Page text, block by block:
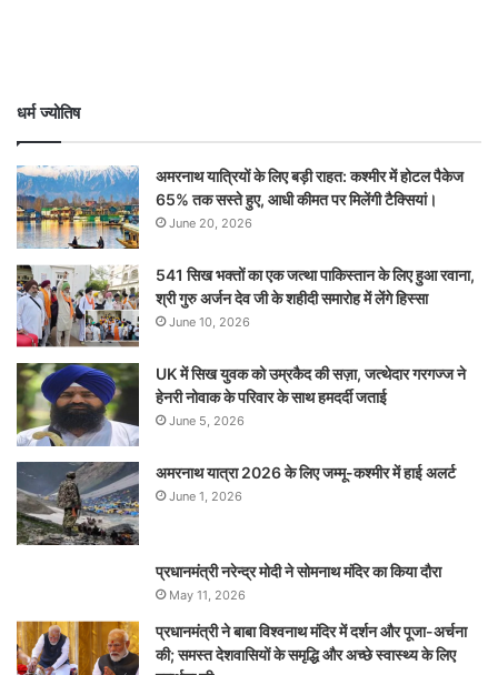
धर्म ज्योतिष
अमरनाथ यात्रियों के लिए बड़ी राहत: कश्मीर में होटल पैकेज
65% तक सस्ते हुए, आधी कीमत पर मिलेंगी टैक्सियां।
June 20, 2026
541 सिख भक्तों का एक जत्था पाकिस्तान के लिए हुआ रवाना,
श्री गुरु अर्जन देव जी के शहीदी समारोह में लेंगे हिस्सा
June 10, 2026
UK में सिख युवक को उम्रकैद की सज़ा, जत्थेदार गरगज्ज ने
हेनरी नोवाक के परिवार के साथ हमदर्दी जताई
June 5, 2026
अमरनाथ यात्रा 2026 के लिए जम्मू-कश्मीर में हाई अलर्ट
June 1, 2026
प्रधानमंत्री नरेन्‍द्र मोदी ने सोमनाथ मंदिर का किया दौरा
May 11, 2026
प्रधानमंत्री ने बाबा विश्वनाथ मंदिर में दर्शन और पूजा-अर्चना
की; समस्‍त देशवासियों के समृद्धि और अच्छे स्वास्थ्य के लिए